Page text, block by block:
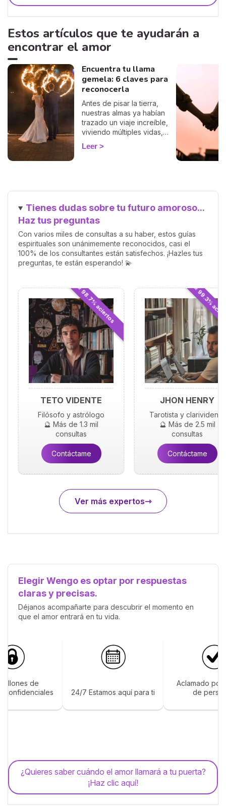
Estos artículos que te ayudarán a
encontrar el amor
Encuentra tu llama
gemela: 6 claves para
reconocerla
Antes de pisar la tierra,
nuestras almas ya habían
trazado un viaje increíble,
viviendo múltiples vidas,
acumulando sabiduría y
preparándose para el
profunda y única promete
crecimiento y comprensión
mutua. Pero, ¿cómo saber
esa persona especial?
Leer
Tienes dudas sobre tu futuro amoroso...
Haz tus preguntas
Con varios miles de consultas a su haber, estos guías
espirituales son unánimemente reconocidos, casi el
100% de los consultantes están satisfechos. ¡Hazles tus
preguntas, te están esperando! 💫
⭐ 98.7% aciertos
TETO VIDENTE
Filósofo y astrólogo
🔮 Más de 1.3 mil
consultas
Contáctame
⭐ 99.3%
JHON HENRY
Tarotista y clarividente
🔮 Más de 2.5 mil
consultas
Contáctame
Ver más expertos
Elegir Wengo es optar por respuestas
claras y precisas.
Déjanos acompañarte para descubrir el momento en
que el amor entrará en tu vida.
de
confidenciales
24/7 Estamos aquí para ti
Aclamado por
de
¿Quieres saber cuándo el amor llamará a tu puerta?
¡Haz clic aquí!